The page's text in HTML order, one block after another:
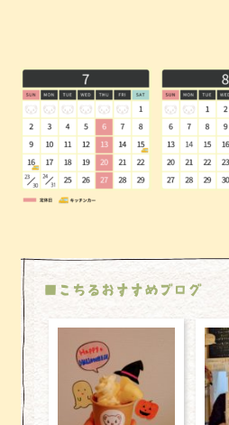
■こちるおすすめブログ
稿
ナ
ビ
ゲ
ー
ョ
ン